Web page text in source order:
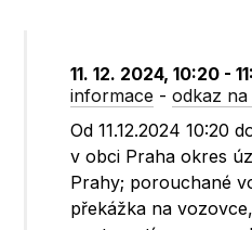
11. 12. 2024, 10:20 -
informace -odkaz
Od 11.12.2024 10:20
v obci Praha okres
Prahy; porouchané
překážka na